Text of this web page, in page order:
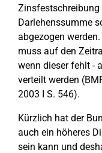
Zinsfestschreibung
Darlehenssumme
abgezogen
muss auf den
wenn dieser fehlt -
verteilt werden
2003 I S. 546).
Kürzlich hat der
auch ein höheres
sein kann und